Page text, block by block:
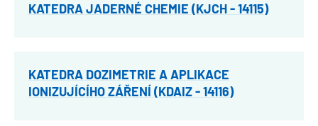
KATEDRA JADERNÉ CHEMIE (KJCH - 14115)
KATEDRA DOZIMETRIE A APLIKACE
IONIZUJÍCÍHO ZÁŘENÍ (KDAIZ - 14116)